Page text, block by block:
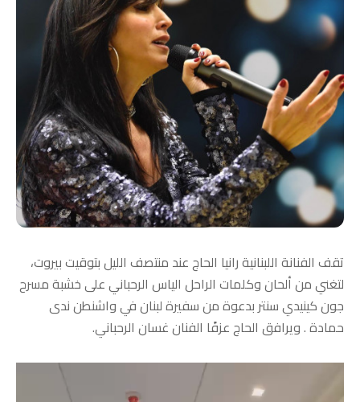
تقف الفنانة اللبنانية رانيا الحاج عند منتصف الليل بتوقيت بيروت،
لتغني من ألحان وكلمات الراحل الياس الرحباني على خشبة مسرح
جون كينيدي سنتر بدعوة من سفيرة لبنان في واشنطن ندى
حمادة . ويرافق الحاج عزفًا الفنان غسان الرحباني.